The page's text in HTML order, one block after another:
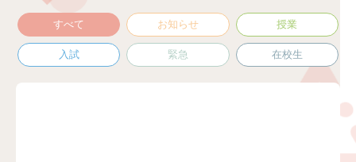
すべて お知らせ 授業
入試 緊急 在校生